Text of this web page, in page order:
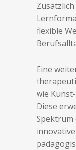
flexible
Eine
wie
Diese
Spektrum